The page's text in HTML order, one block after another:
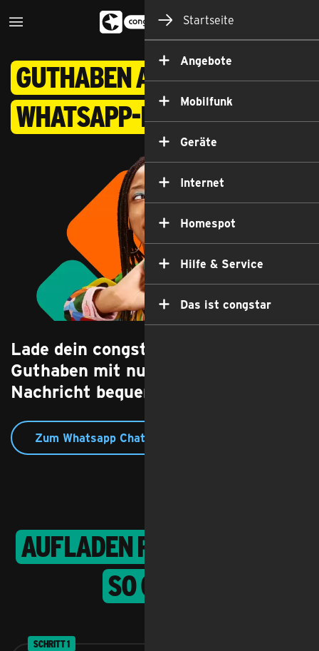
Startseite
Angebote
Mobilfunk
Geräte
Internet
Homespot
Hilfe & Service
Das ist congstar
Guthaben aufladen per
Whatsapp-Nachricht
Lade dein congstar Prepaid
Guthaben mit nur einer WhatsApp-
Nachricht bequem und einfach auf!
Zum Whatsapp Chat
Aufladen per WhatsApp:
So geht's
SCHRITT 1